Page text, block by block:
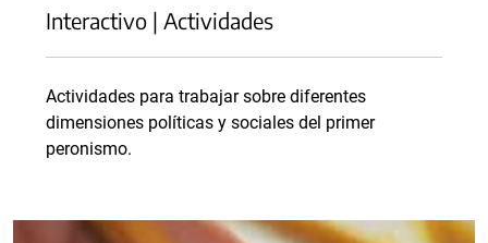
Interactivo | Actividades
Actividades para trabajar sobre diferentes
dimensiones políticas y sociales del primer
peronismo.